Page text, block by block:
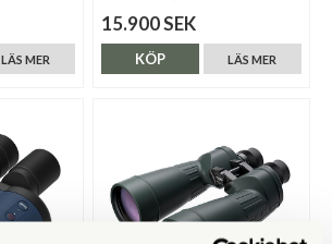
LÄS MER
15.900 SEK
LÄS MER
KÖP